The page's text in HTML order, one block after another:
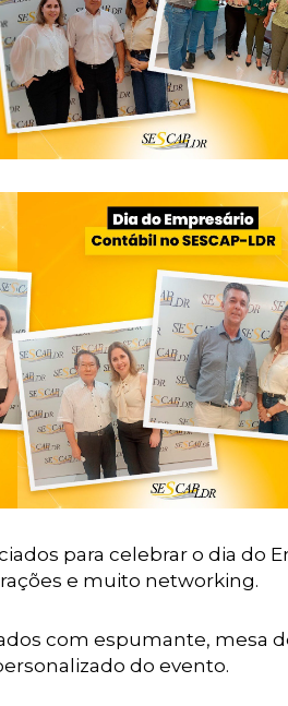
para celebrar o dia do
e muito networking.
com espumante, mesa
do evento.